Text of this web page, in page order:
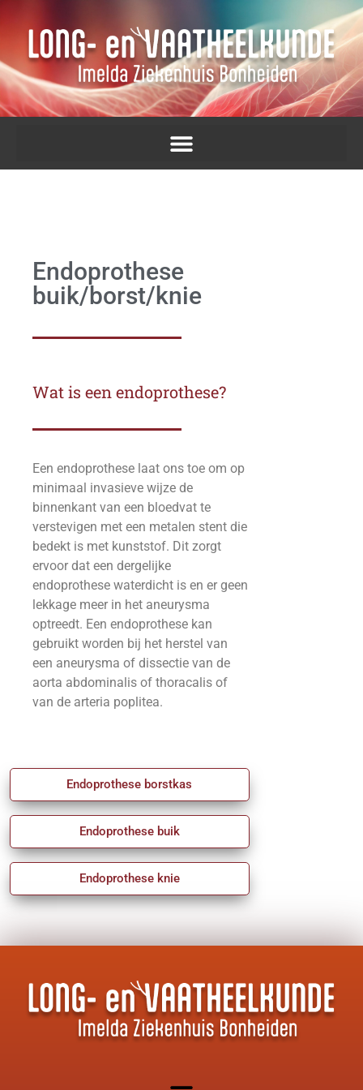
Endoprothese
buik/borst/knie
Wat is een endoprothese?
Een endoprothese laat ons toe om op
minimaal invasieve wijze de
binnenkant van een bloedvat te
verstevigen met een metalen stent die
bedekt is met kunststof. Dit zorgt
ervoor dat een dergelijke
endoprothese waterdicht is en er geen
lekkage meer in het aneurysma
optreedt. Een endoprothese kan
gebruikt worden bij het herstel van
een aneurysma of dissectie van de
aorta abdominalis of thoracalis of
van de arteria poplitea.
Endoprothese borstkas
Endoprothese buik
Endoprothese knie